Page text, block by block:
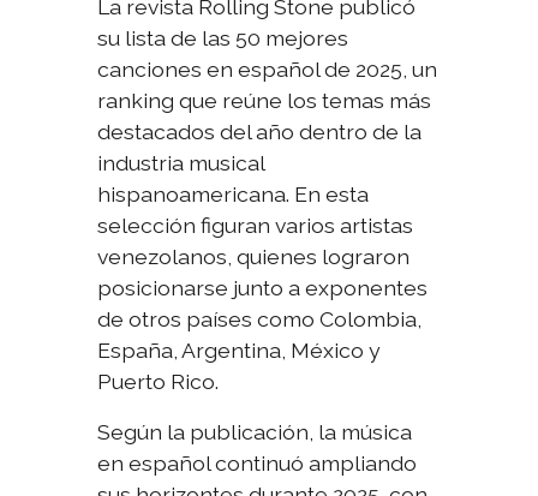
La revista Rolling Stone publicó
su lista de las 50 mejores
canciones en español de 2025, un
ranking que reúne los temas más
destacados del año dentro de la
industria musical
hispanoamericana. En esta
selección figuran varios artistas
venezolanos, quienes lograron
posicionarse junto a exponentes
de otros países como Colombia,
España, Argentina, México y
Puerto Rico.
Según la publicación, la música
en español continuó ampliando